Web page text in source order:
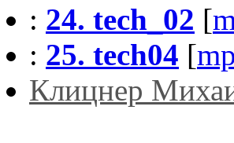
: 24. tech_02 [
: 25. tech04 [
Клицнер